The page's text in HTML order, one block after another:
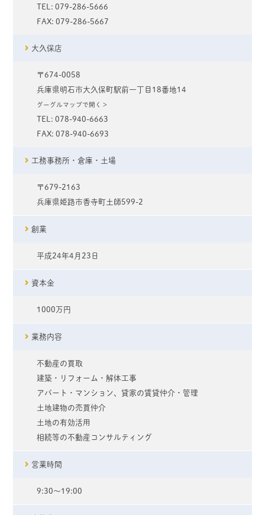
TEL: 079-286-5666
FAX: 079-286-5667
大久保店
〒674-0058
兵庫県明石市大久保町駅前一丁目18番地14
グーグルマップで開く＞
TEL: 078-940-6663
FAX: 078-940-6693
工務事務所・倉庫・土場
〒679-2163
兵庫県姫路市香寺町土師599-2
創業
平成24年4月23日
資本金
1000万円
業務内容
不動産の買取
建築・リフォーム・解体工事
アパート・マンション、貸家の賃貸仲介・管理
土地建物の売買仲介
土地の有効活用
相続等の不動産コンサルティング
営業時間
9:30～19:00